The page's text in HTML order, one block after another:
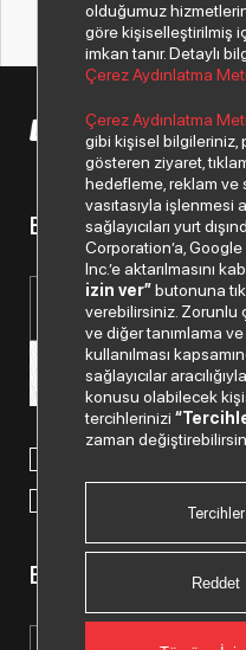
© 2026 Copyright
Bizden haberiniz
Paylaştığım kişisel
tarafıma SMS
Bizi Takip Edin.
olduğumuz
göre kişiselleştirilmiş
imkan tanır. Detaylı
Çerez Aydınlatma
Çerez Aydınlatma
gibi kişisel bilgileriniz,
gösteren ziyaret,
hedefleme, reklam ve
vasıtasıyla işlenmesi
sağlayıcıları yurt
Corporation’a, Google
Inc.’e aktarılmasını
izin ver”butonuna
verebilirsiniz. Zorunlu
ve diğer tanımlama
kullanılması
sağlayıcılar
konusu olabilecek
tercihlerinizi
zaman
Tercihler
Reddet